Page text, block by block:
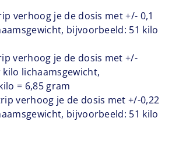
verhoog je de dosis met +/- 0,1
bijvoorbeeld: 51 kilo
verhoog je de dosis met +/-
lichaamsgewicht,
= 6,85 gram
verhoog je de dosis met +/-0,22
bijvoorbeeld: 51 kilo